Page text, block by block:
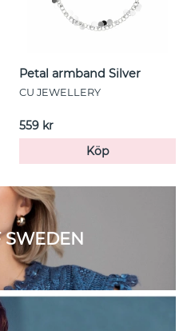
Petal armband Silver
CU JEWELLERY
559 kr
Köp
SWEDEN